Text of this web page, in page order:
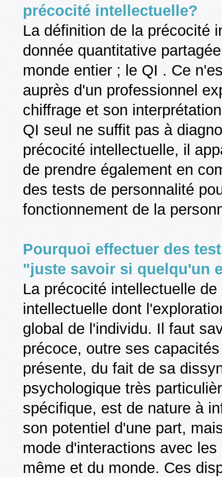
précocité intellectuelle?
La définition de la précocité
donnée quantitative
monde entier ; le QI . Ce
auprès d'un professionnel
chiffrage et son
QI seul ne suffit pas à
précocité intellectuelle, il
de prendre également en
des tests de personnalité
fonctionnement de la
Pourquoi effectuer des
"juste savoir si quelqu'un
La précocité intellectuelle
intellectuelle dont
global de l'individu. Il faut
précoce, outre ses
présente, du fait de sa
psychologique très
spécifique, est de nature à
son potentiel d'une part,
mode d'interactions avec
même et du monde. Ces